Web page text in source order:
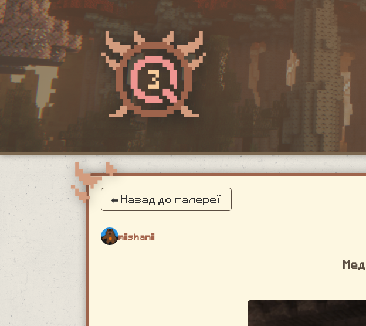
⬅ Назад до галереї
miishanii